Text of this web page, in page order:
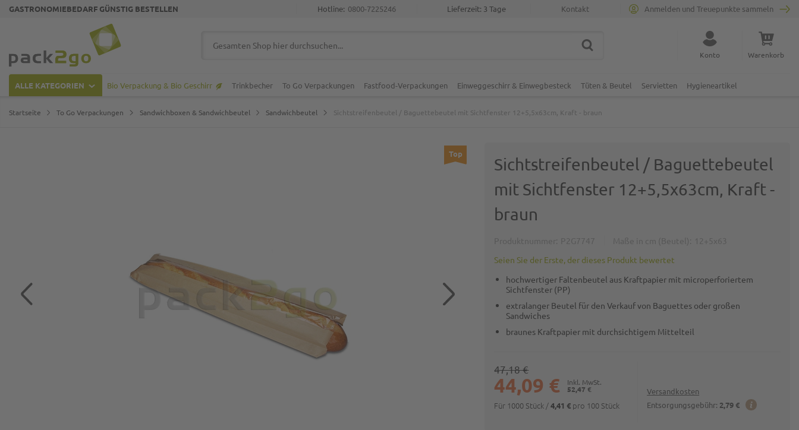
GASTRONOMIEBEDARF GÜNSTIG BESTELLEN Kontakt
Lieferzeit: 3 Tage
Hotline: 0800-7225246 Anmelden und Treuepunkte sammeln
Suche schließen
SUCHE Konto Warenkorb
ALLE KATEGORIEN Bio Verpackung & Bio Geschirr Trinkbecher To Go Verpackungen Fastfood-Verpackungen Einweggeschirr & Einwegbesteck Tüten & Beutel Servietten Hygieneartikel
Startseite To Go Verpackungen Sandwichboxen & Sandwichbeutel Sandwichbeutel Sichtstreifenbeutel / Baguettebeutel mit Sichtfenster 12+5,5x63cm, Kraft - braun
Top
Sichtstreifenbeutel / Baguettebeutel
mit Sichtfenster 12+5,5x63cm, Kraft -
braun
Seien Sie der Erste, der dieses Produkt bewertet
hochwertiger Faltenbeutel aus Kraftpapier mit microperforiertem
Sichtfenster (PP)
extralanger Beutel für den Verkauf von Baguettes oder großen
Sandwiches
braunes Kraftpapier mit durchsichtigem Mittelteil
Versandkosten
Entsorgungsgebühr: 2,79 €
52,47 €
44,09 €
47,18 €
Für 1000 Stück /4,41 € pro 100 Stück